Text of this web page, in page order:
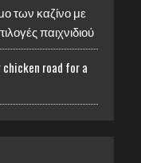
των καζίνο με
παιχνιδιού
road for a